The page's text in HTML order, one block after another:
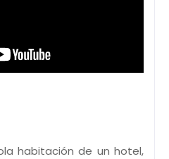
habitación de un hotel,